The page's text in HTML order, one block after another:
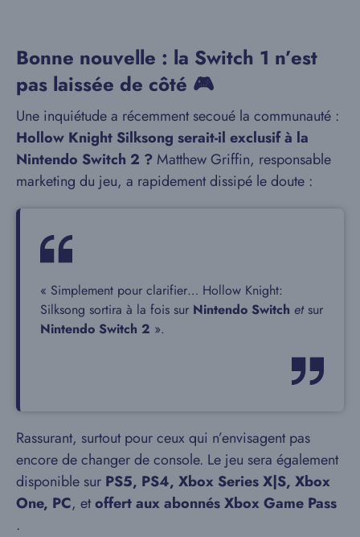
Bonne nouvelle : la Switch 1 n’est
pas laissée de côté 🎮
Une inquiétude a récemment secoué la communauté :
Hollow Knight Silksong serait-il exclusif à la
Nintendo Switch 2 ?Matthew Griffin, responsable
marketing du jeu, a rapidement dissipé le doute :
« Simplement pour clarifier… Hollow Knight:
Silksong sortira à la fois sur Nintendo Switch etsur
Nintendo Switch 2 ».
Rassurant, surtout pour ceux qui n’envisagent pas
encore de changer de console. Le jeu sera également
disponible sur PS5, PS4, Xbox Series X|S, Xbox
One, PC, etoffert aux abonnés Xbox Game Pass
.